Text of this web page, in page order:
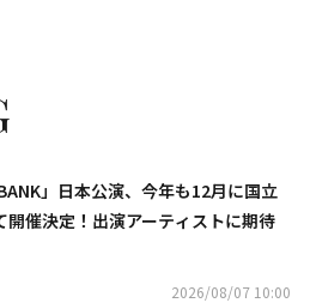
BANK」日本公演、今年も12月に国立
開催決定！出演アーティストに期待
2026/08/07 10:00